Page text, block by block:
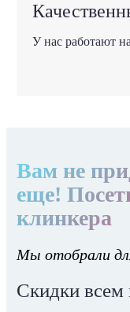
У нас работают
Вам не
еще!
клинкера
Мы отобрали
Скидки всем